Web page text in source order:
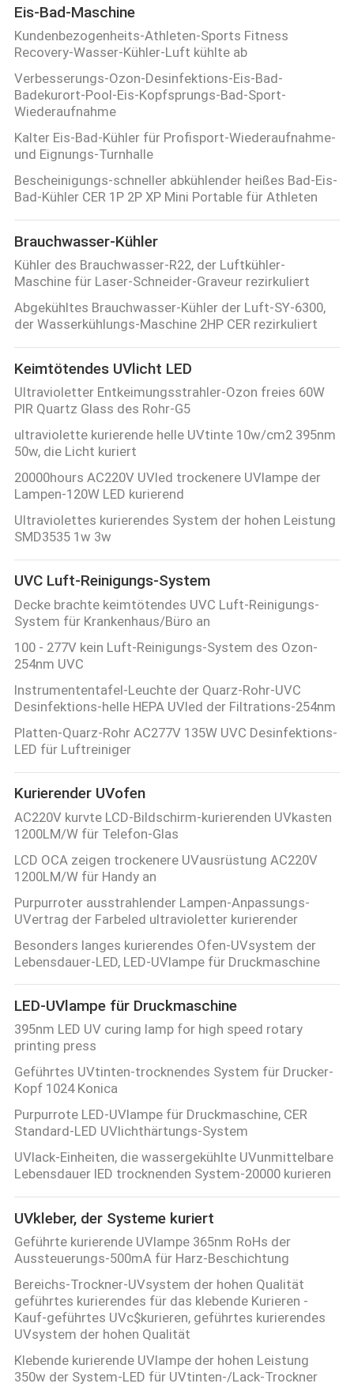
Eis-Bad-Maschine
Kundenbezogenheits-Athleten-Sports Fitness
Recovery-Wasser-Kühler-Luft kühlte ab
Verbesserungs-Ozon-Desinfektions-Eis-Bad-
Badekurort-Pool-Eis-Kopfsprungs-Bad-Sport-
Wiederaufnahme
Kalter Eis-Bad-Kühler für Profisport-Wiederaufnahme-
und Eignungs-Turnhalle
Bescheinigungs-schneller abkühlender heißes Bad-Eis-
Bad-Kühler CER 1P 2P XP Mini Portable für Athleten
Brauchwasser-Kühler
Kühler des Brauchwasser-R22, der Luftkühler-
Maschine für Laser-Schneider-Graveur rezirkuliert
Abgekühltes Brauchwasser-Kühler der Luft-SY-6300,
der Wasserkühlungs-Maschine 2HP CER rezirkuliert
Keimtötendes UVlicht LED
Ultravioletter Entkeimungsstrahler-Ozon freies 60W
PIR Quartz Glass des Rohr-G5
ultraviolette kurierende helle UVtinte 10w/cm2 395nm
50w, die Licht kuriert
20000hours AC220V UVled trockenere UVlampe der
Lampen-120W LED kurierend
Ultraviolettes kurierendes System der hohen Leistung
SMD3535 1w 3w
UVC Luft-Reinigungs-System
Decke brachte keimtötendes UVC Luft-Reinigungs-
System für Krankenhaus/Büro an
100 - 277V kein Luft-Reinigungs-System des Ozon-
254nm UVC
Instrumententafel-Leuchte der Quarz-Rohr-UVC
Desinfektions-helle HEPA UVled der Filtrations-254nm
Platten-Quarz-Rohr AC277V 135W UVC Desinfektions-
LED für Luftreiniger
Kurierender UVofen
AC220V kurvte LCD-Bildschirm-kurierenden UVkasten
1200LM/W für Telefon-Glas
LCD OCA zeigen trockenere UVausrüstung AC220V
1200LM/W für Handy an
Purpurroter ausstrahlender Lampen-Anpassungs-
UVertrag der Farbeled ultravioletter kurierender
Besonders langes kurierendes Ofen-UVsystem der
Lebensdauer-LED, LED-UVlampe für Druckmaschine
LED-UVlampe für Druckmaschine
395nm LED UV curing lamp for high speed rotary
printing press
Geführtes UVtinten-trocknendes System für Drucker-
Kopf 1024 Konica
Purpurrote LED-UVlampe für Druckmaschine, CER
Standard-LED UVlichthärtungs-System
UVlack-Einheiten, die wassergekühlte UVunmittelbare
Lebensdauer lED trocknenden System-20000 kurieren
UVkleber, der Systeme kuriert
Geführte kurierende UVlampe 365nm RoHs der
Aussteuerungs-500mA für Harz-Beschichtung
Bereichs-Trockner-UVsystem der hohen Qualität
geführtes kurierendes für das klebende Kurieren -
Kauf-geführtes UVc$kurieren, geführtes kurierendes
UVsystem der hohen Qualität
Klebende kurierende UVlampe der hohen Leistung
350w der System-LED für UVtinten-/Lack-Trockner